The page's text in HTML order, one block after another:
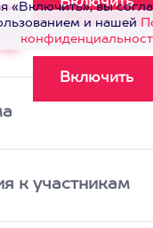
Смотреть
«Включить», вы
и нашей
к участникам